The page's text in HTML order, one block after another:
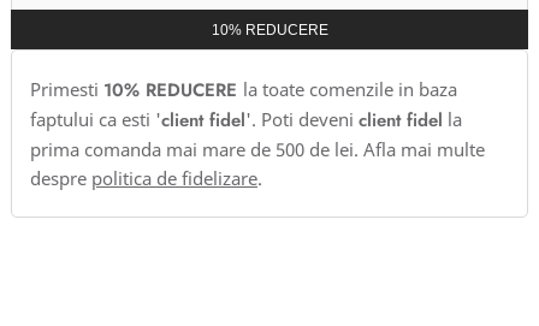
10% REDUCERE
Primesti 10% REDUCERE la toate comenzile in baza
faptului ca esti 'client fidel'. Poti deveni client fidel la
prima comanda mai mare de 500 de lei. Afla mai multe
despre politica de fidelizare.